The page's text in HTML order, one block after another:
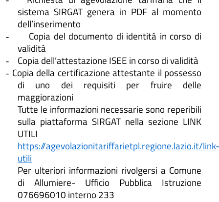
sistema SIRGAT genera in PDF al momento
dell’inserimento
-
Copia del documento di identità in corso di
validità
- Copia dell’attestazione ISEE in corso di validità
- Copia della certificazione attestante il possesso
di uno dei requisiti per fruire delle
maggiorazioni
Tutte le informazioni necessarie sono reperibili
sulla piattaforma SIRGAT nella sezione LINK
UTILI
https://agevolazionitariffarietpl.regione.lazio.it/link-
utili
Per ulteriori informazioni rivolgersi a Comune
di Allumiere- Ufficio Pubblica Istruzione
076696010 interno 233